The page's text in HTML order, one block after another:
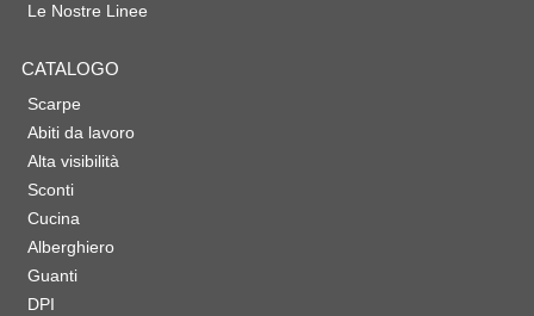
Le Nostre Linee
CATALOGO
Scarpe
Abiti da lavoro
Alta visibilità
Sconti
Cucina
Alberghiero
Guanti
DPI